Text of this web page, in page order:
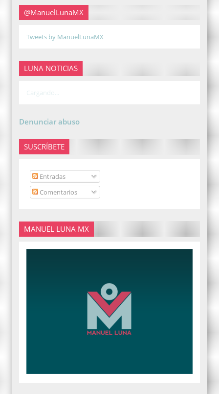
@ManuelLunaMX
Tweets by ManuelLunaMX
LUNA NOTICIAS
Cargando...
Denunciar abuso
SUSCRÍBETE
Entradas
Comentarios
MANUEL LUNA MX